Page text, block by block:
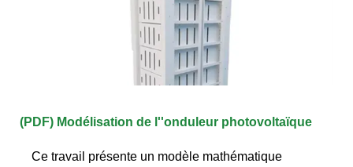
(PDF) Modélisation de l''onduleur photovoltaïque
Ce travail présente un modèle mathématique